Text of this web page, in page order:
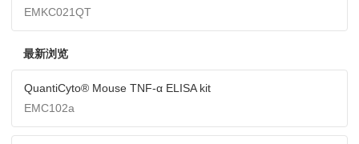
EMKC021QT
最新浏览
QuantiCyto® Mouse TNF-α ELISA kit
EMC102a